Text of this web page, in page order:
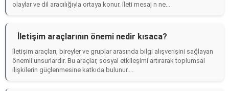
olaylar ve dil aracılığıyla ortaya konur. İleti mesaj n ne...
İletişim araçlarının önemi nedir kısaca?
İletişim araçları, bireyler ve gruplar arasında bilgi alışverişini sağlayan
önemli unsurlardır. Bu araçlar, sosyal etkileşimi artırarak toplumsal
ilişkilerin güçlenmesine katkıda bulunur....